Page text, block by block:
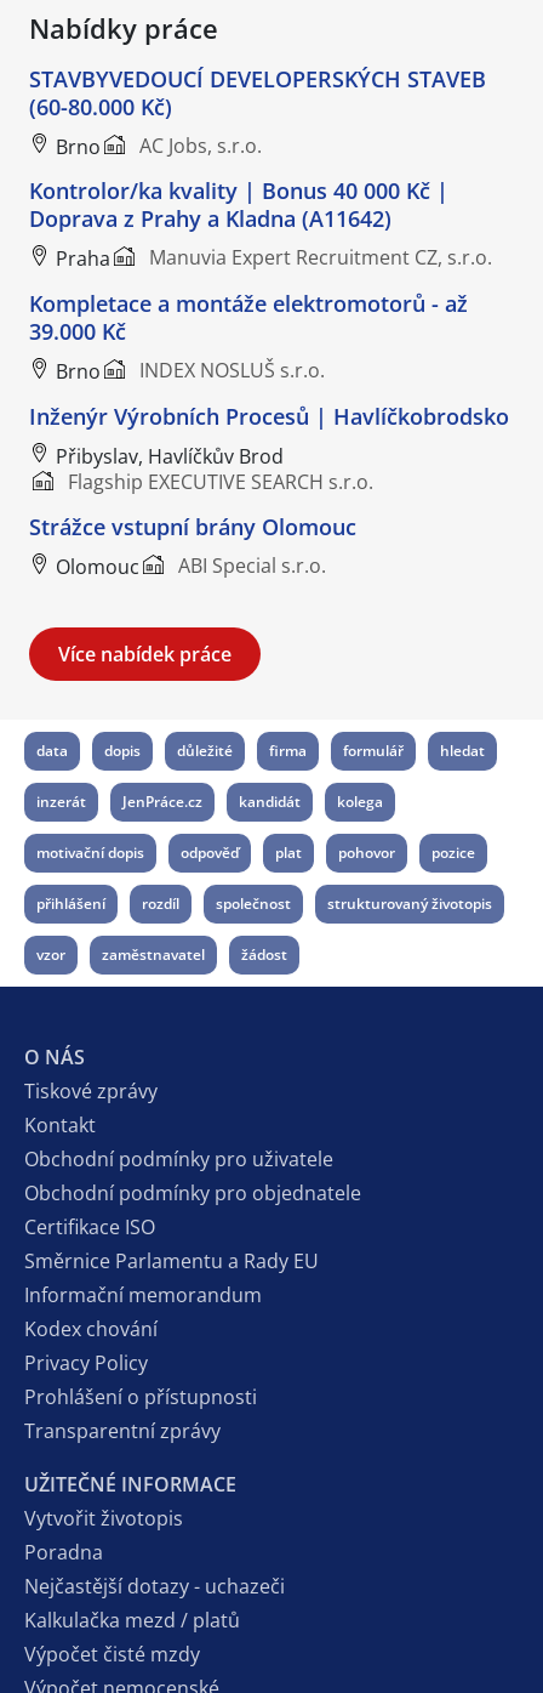
Nabídky práce
STAVBYVEDOUCÍ DEVELOPERSKÝCH STAVEB
(60-80.000 Kč)
Brno AC Jobs, s.r.o.
Kontrolor/ka kvality | Bonus 40 000 Kč |
Doprava z Prahy a Kladna (A11642)
Praha Manuvia Expert Recruitment CZ, s.r.o.
Kompletace a montáže elektromotorů - až
39.000 Kč
Brno INDEX NOSLUŠ s.r.o.
Inženýr Výrobních Procesů | Havlíčkobrodsko
Přibyslav, Havlíčkův Brod
Flagship EXECUTIVE SEARCH s.r.o.
Strážce vstupní brány Olomouc
Olomouc ABI Special s.r.o.
Více nabídek práce
data dopis důležité firma formulář hledat
inzerát JenPráce.cz kandidát kolega
motivační dopis odpověď plat pohovor pozice
přihlášení rozdíl společnost strukturovaný životopis
vzor zaměstnavatel žádost
O NÁS
Tiskové zprávy
Kontakt
Obchodní podmínky pro uživatele
Obchodní podmínky pro objednatele
Certifikace ISO
Směrnice Parlamentu a Rady EU
Informační memorandum
Kodex chování
Privacy Policy
Prohlášení o přístupnosti
Transparentní zprávy
UŽITEČNÉ INFORMACE
Vytvořit životopis
Poradna
Nejčastější dotazy - uchazeči
Kalkulačka mezd / platů
Výpočet čisté mzdy